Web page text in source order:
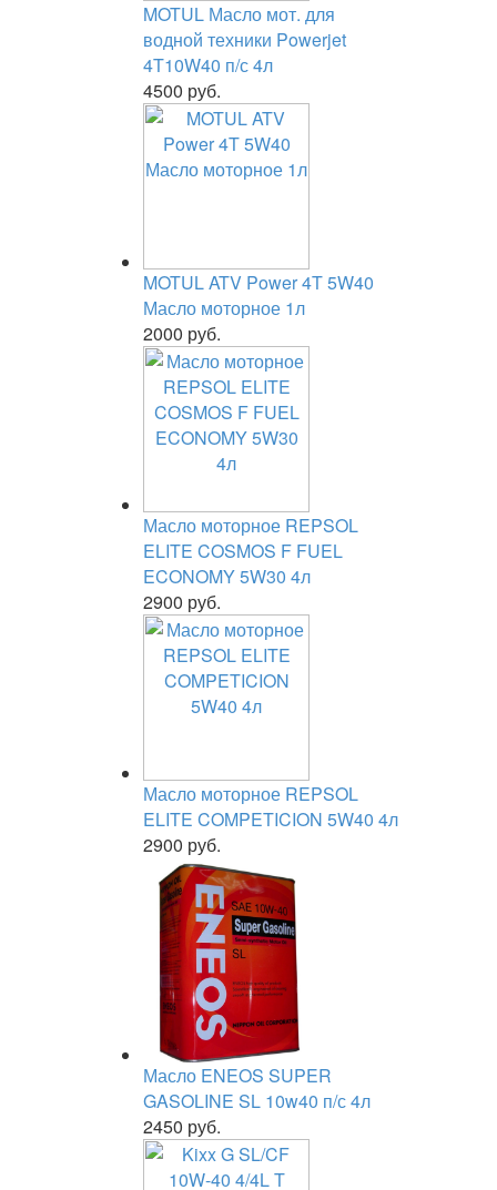
MOTUL Масло мот. для
водной техники Powerjet
4T10W40 п/с 4л
4500 руб.
MOTUL ATV Power 4T 5W40
Масло моторное 1л
2000 руб.
Масло моторное REPSOL
ELITE COSMOS F FUEL
ECONOMY 5W30 4л
2900 руб.
Масло моторное REPSOL
ELITE COMPETICION 5W40 4л
2900 руб.
Масло ENEOS SUPER
GASOLINE SL 10w40 п/с 4л
2450 руб.